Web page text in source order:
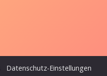
Datenschutz-Einstellungen